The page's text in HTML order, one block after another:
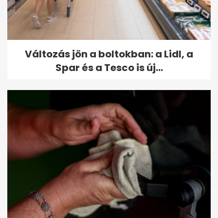
Változás jön a boltokban: a Lidl, a
Spar és a Tesco is új...